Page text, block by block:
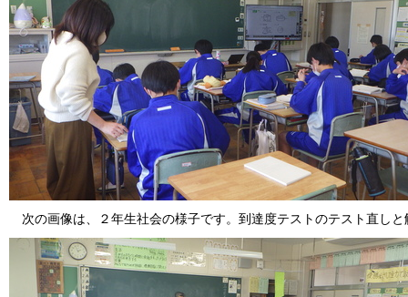
次の画像は、２年生社会の様子です。到達度テストのテスト直し